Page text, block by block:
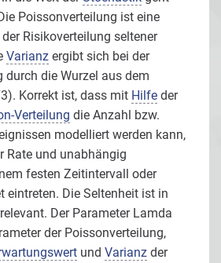
Poissonverteilung ist eine
Risikoverteilung seltener
Varianz ergibt sich bei der
durch die Wurzel aus dem
Korrekt ist, dass mit Hilfe der
Verteilung die Anzahl bzw.
modelliert werden kann,
Rate und unabhängig
festen Zeitintervall oder
eintreten. Die Seltenheit ist in
Der Parameter Lamda
der Poissonverteilung,
und Varianz der